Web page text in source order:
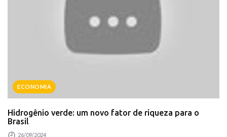
ECONOMIA
Hidrogênio verde: um novo fator de riqueza para o
Brasil
26/09/2024